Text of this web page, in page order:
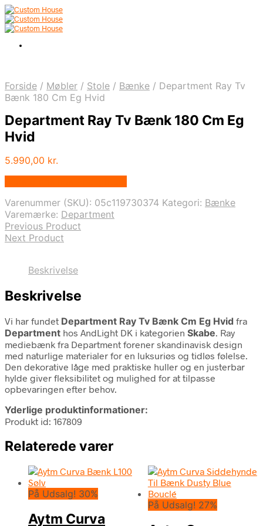
Forside / Møbler / Stole / Bænke / Department Ray Tv
Bænk 180 Cm Eg Hvid
Department Ray Tv Bænk 180 Cm Eg
Hvid
5.990,00 kr.
Varenummer (SKU): 05c119730374 Kategori: Bænke
Varemærke: Department
Previous Product
Next Product
Beskrivelse
Beskrivelse
Vi har fundet Department Ray Tv Bænk Cm Eg Hvid fra
Department hos AndLight DK i kategorien Skabe. Ray
mediebænk fra Department forener skandinavisk design
med naturlige materialer for en luksuriøs og tidløs følelse.
Den dekorative låge med praktiske huller og en justerbar
hylde giver fleksibilitet og mulighed for at tilpasse
opbevaringen efter behov.
Yderlige produktinformationer:
Produkt id: 167809
Relaterede varer
På Udsalg! 30%
Aytm Curva
På Udsalg! 27%